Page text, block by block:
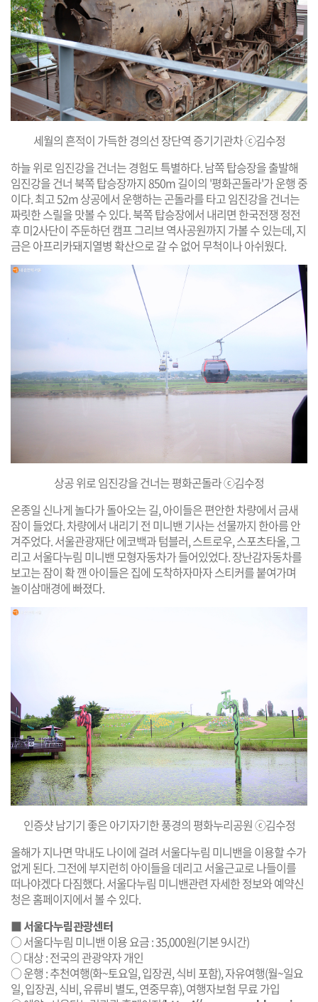
세월의 흔적이 가득한 경의선 장단역 증기기관차 ⓒ김수정
하늘 위로 임진강을 건너는 경험도 특별하다. 남쪽 탑승장을 출발해
임진강을 건너 북쪽 탑승장까지 850m 길이의 '평화곤돌라'가 운행 중
이다. 최고 52m 상공에서 운행하는 곤돌라를 타고 임진강을 건너는
짜릿한 스릴을 맛볼 수 있다. 북쪽 탑승장에서 내리면 한국전쟁 정전
후 미2사단이 주둔하던 캠프 그리브 역사공원까지 가볼 수 있는데, 지
금은 아프리카돼지열병 확산으로 갈 수 없어 무척이나 아쉬웠다.
상공 위로 임진강을 건너는 평화곤돌라 ⓒ김수정
온종일 신나게 놀다가 돌아오는 길, 아이들은 편안한 차량에서 금새
잠이 들었다. 차량에서 내리기 전 미니밴 기사는 선물까지 한아름 안
겨주었다. 서울관광재단 에코백과 텀블러, 스트로우, 스포츠타올, 그
리고 서울다누림 미니밴 모형자동차가 들어있었다. 장난감자동차를
보고는 잠이 확 깬 아이들은 집에 도착하자마자 스티커를 붙여가며
놀이삼매경에 빠졌다.
인증샷 남기기 좋은 아기자기한 풍경의 평화누리공원 ⓒ김수정
올해가 지나면 막내도 나이에 걸려 서울다누림 미니밴을 이용할 수가
없게 된다. 그전에 부지런히 아이들을 데리고 서울근교로 나들이를
떠나야겠다 다짐했다. 서울다누림 미니밴관련 자세한 정보와 예약신
청은 홈페이지에서 볼 수 있다.
■서울다누림관광센터
○ 서울다누림 미니밴 이용 요금 : 35,000원(기본 9시간)
○ 대상 : 전국의 관광약자 개인
○ 운행 : 추천여행(화~토요일, 입장권, 식비 포함), 자유여행(월~일요
일, 입장권, 식비, 유류비 별도, 연중무휴), 여행자보험 무료 가입